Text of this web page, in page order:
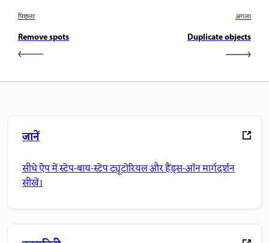
पिछला
Remove spots
अगला
Duplicate objects
जानें
सीधे ऐप में स्टेप-बाय-स्टेप ट्यूटोरियल और हैंड्स-ऑन मार्गदर्शन
सीखें।